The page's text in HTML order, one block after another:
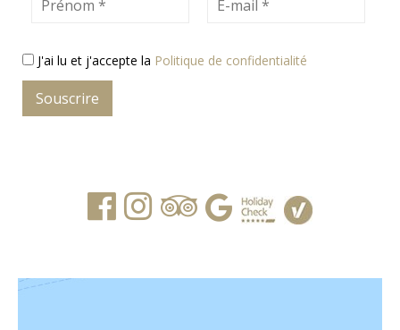
J'ai lu et j'accepte la Politique de confidentialité
Souscrire